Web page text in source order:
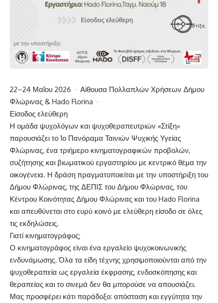
22–24 Μαΐου 2026 · Αίθουσα Πολλαπλών Χρήσεων Δήμου
Φλώρινας & Hado Florina ·
Είσοδος ελεύθερη
Η ομάδα ψυχολόγων και ψυχοθεραπευτριών «Στίξη»
παρουσιάζει το 1ο Πανόραμα Ταινιών Ψυχικής Υγείας
Φλώρινας, ένα τριήμερο κινηματογραφικών προβολών,
συζήτησης και βιωματικού εργαστηρίου με κεντρικό θέμα την
οικογένεια. Η δράση πραγματοποιείται με την υποστήριξη του
Δήμου Φλώρινας, της ΔΕΠΙΣ του Δήμου Φλώρινας, του
Κέντρου Κοινότητας Δήμου Φλώρινας και του Hado Florina
και απευθύνεται στο ευρύ κοινό με ελεύθερη είσοδο σε όλες
τις εκδηλώσεις.
Γιατί κινηματογράφος;
Ο κινηματογράφος είναι ένα εργαλείο ψυχοκοινωνικής
ενδυνάμωσης. Όλα τα είδη τέχνης χρησιμοποιούνται από την
ψυχοθεραπεία ως εργαλεία έκφρασης, ενδοσκόπησης και
θεραπείας και το σινεμά δεν θα μπορούσε να απουσιάζει.
Μας προσφέρει κάτι παράδοξο: απόσταση και εγγύτητα την